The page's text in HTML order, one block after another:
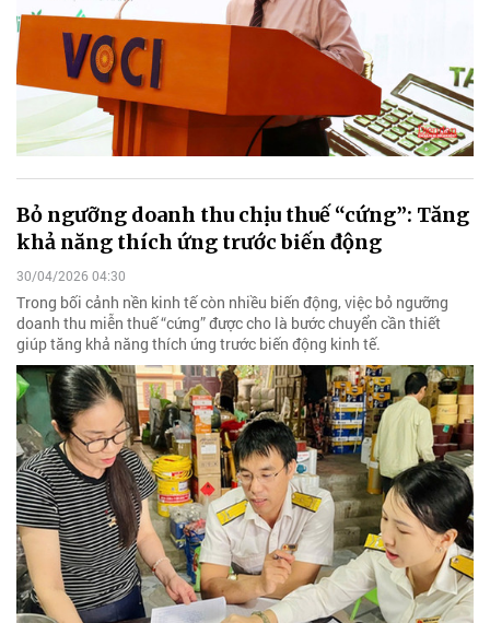
Bỏ ngưỡng doanh thu chịu thuế “cứng”: Tăng
khả năng thích ứng trước biến động
30/04/2026 04:30
Trong bối cảnh nền kinh tế còn nhiều biến động, việc bỏ ngưỡng
doanh thu miễn thuế “cứng” được cho là bước chuyển cần thiết
giúp tăng khả năng thích ứng trước biến động kinh tế.